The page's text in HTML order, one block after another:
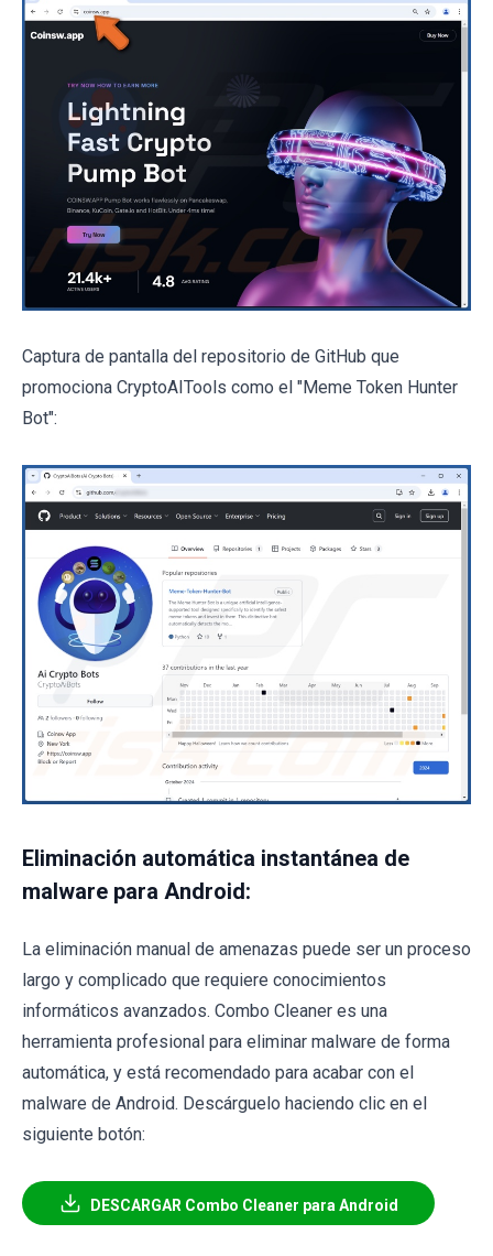
Captura de pantalla del repositorio de GitHub que
promociona CryptoAITools como el "Meme Token Hunter
Bot":
Eliminación automática instantánea de
malware para Android:
La eliminación manual de amenazas puede ser un proceso
largo y complicado que requiere conocimientos
informáticos avanzados. Combo Cleaner es una
herramienta profesional para eliminar malware de forma
automática, y está recomendado para acabar con el
malware de Android. Descárguelo haciendo clic en el
siguiente botón:
DESCARGAR Combo Cleaner para Android